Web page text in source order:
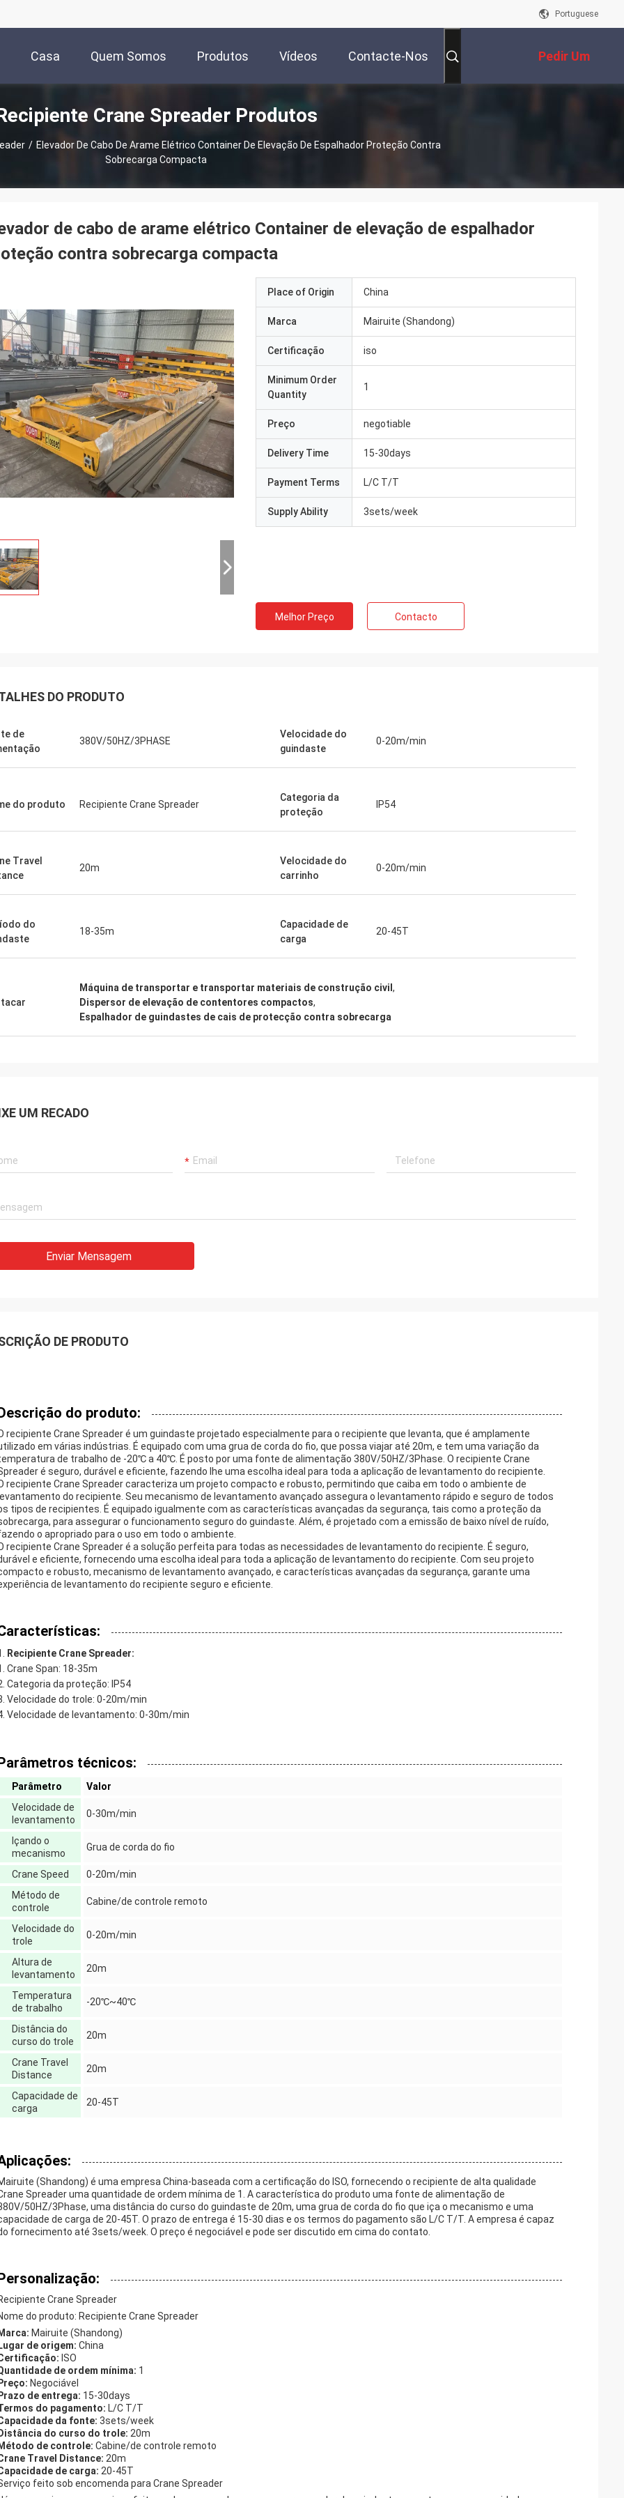
Portuguese
Casa Quem Somos Produtos Vídeos Contacte-Nos Pedir Um
Orçamento
Crane Spreader Produtos
/ Elevador De Cabo De Arame Elétrico Container De Elevação De Espalhador Proteção Contra
Sobrecarga Compacta
de cabo de arame elétrico Container de elevação de espalhador
contra sobrecarga compacta
Place of Origin China
Marca Mairuite (Shandong)
Certificação iso
Minimum Order
Quantity
1
Preço negotiable
Delivery Time 15-30days
Payment Terms L/C T/T
Supply Ability 3sets/week
Melhor Preço Contacto
DO PRODUTO
de
380V/50HZ/3PHASE
Velocidade do
guindaste
0-20m/min
do produto Recipiente Crane Spreader
Categoria da
proteção
IP54
Travel
20m
Velocidade do
carrinho
0-20m/min
do
18-35m
Capacidade de
carga
20-45T
Máquina de transportar e transportar materiais de construção civil ,
Dispersor de elevação de contentores compactos,
Espalhador de guindastes de cais de protecção contra sobrecarga
UM RECADO
Enviar Mensagem
DE PRODUTO
do produto:
recipiente Crane Spreader é um guindaste projetado especialmente para o recipiente que levanta, que é amplamente
em várias indústrias. É equipado com uma grua de corda do fio, que possa viajar até 20m, e tem uma variação da
de trabalho de -20℃ a 40℃. É posto por uma fonte de alimentação 380V/50HZ/3Phase. O recipiente Crane
é seguro, durável e eficiente, fazendo lhe uma escolha ideal para toda a aplicação de levantamento do recipiente.
recipiente Crane Spreader caracteriza um projeto compacto e robusto, permitindo que caiba em todo o ambiente de
do recipiente. Seu mecanismo de levantamento avançado assegura o levantamento rápido e seguro de todos
tipos de recipientes. É equipado igualmente com as características avançadas da segurança, tais como a proteção da
para assegurar o funcionamento seguro do guindaste. Além, é projetado com a emissão de baixo nível de ruído,
o apropriado para o uso em todo o ambiente.
recipiente Crane Spreader é a solução perfeita para todas as necessidades de levantamento do recipiente. É seguro,
e eficiente, fornecendo uma escolha ideal para toda a aplicação de levantamento do recipiente. Com seu projeto
e robusto, mecanismo de levantamento avançado, e características avançadas da segurança, garante uma
de levantamento do recipiente seguro e eficiente.
Recipiente Crane Spreader:
Crane Span: 18-35m
Categoria da proteção: IP54
Velocidade do trole: 0-20m/min
Velocidade de levantamento: 0-30m/min
técnicos:
Parâmetro
Valor
Velocidade de
levantamento
0-30m/min
Içando o
mecanismo
Grua de corda do fio
Crane Speed
0-20m/min
Método de
controle
Cabine/de controle remoto
Velocidade do
trole
0-20m/min
Altura de
levantamento
20m
Temperatura
de trabalho
-20℃~40℃
Distância do
curso do trole
20m
Crane Travel
Distance
20m
Capacidade de
carga
20-45T
(Shandong) é uma empresa China-baseada com a certificação do ISO, fornecendo o recipiente de alta qualidade
Spreader uma quantidade de ordem mínima de 1. A característica do produto uma fonte de alimentação de
50HZ/3Phase, uma distância do curso do guindaste de 20m, uma grua de corda do fio que iça o mecanismo e uma
de carga de 20-45T. O prazo de entrega é 15-30 dias e os termos do pagamento são L/C T/T. A empresa é capaz
fornecimento até 3sets/week. O preço é negociável e pode ser discutido em cima do contato.
Crane Spreader
do produto: Recipiente Crane Spreader
Mairuite (Shandong)
de origem: China
ISO
de ordem mínima: 1
Negociável
de entrega: 15-30days
do pagamento: L/C T/T
da fonte: 3sets/week
do curso do trole: 20m
de controle: Cabine/de controle remoto
Travel Distance: 20m
de carga: 20-45T
feito sob encomenda para Crane Spreader